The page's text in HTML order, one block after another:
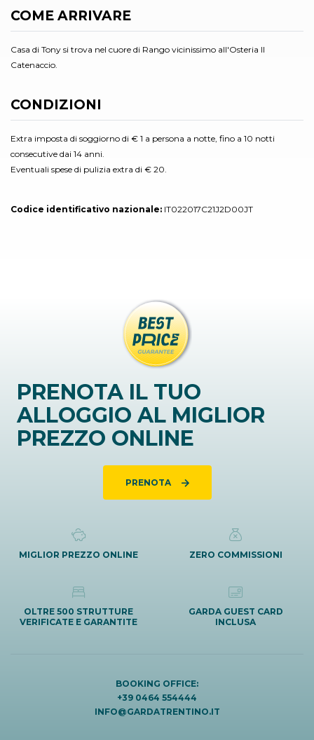
COME ARRIVARE
Casa di Tony si trova nel cuore di Rango vicinissimo all'Osteria Il
Catenaccio.
CONDIZIONI
Extra imposta di soggiorno di € 1 a persona a notte, fino a 10 notti
consecutive dai 14 anni.
Eventuali spese di pulizia extra di € 20.
Codice identificativo nazionale: IT022017C21J2D00JT
PRENOTA IL TUO
ALLOGGIO AL MIGLIOR
PREZZO ONLINE
PRENOTA
MIGLIOR PREZZO ONLINE ZERO COMMISSIONI
OLTRE 500 STRUTTURE
VERIFICATE E GARANTITE
GARDA GUEST CARD
INCLUSA
BOOKING OFFICE:
+39 0464 554444
INFO@GARDATRENTINO.IT